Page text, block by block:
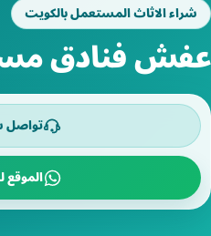
شراء الاثاث المستعمل بالكويت
عفش فنادق
تواصل
الموقع